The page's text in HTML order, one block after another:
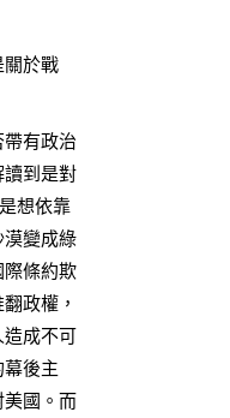
關於戰
有政治
讀到是對
想依靠
漠變成綠
際條約欺
政權，
造成不可
後主
美國。而